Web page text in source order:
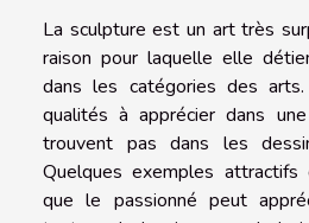
La sculpture est un art très
raison pour laquelle elle
dans les catégories des
qualités à apprécier dans
trouvent pas dans les
Quelques exemples attractifs
que le passionné peut